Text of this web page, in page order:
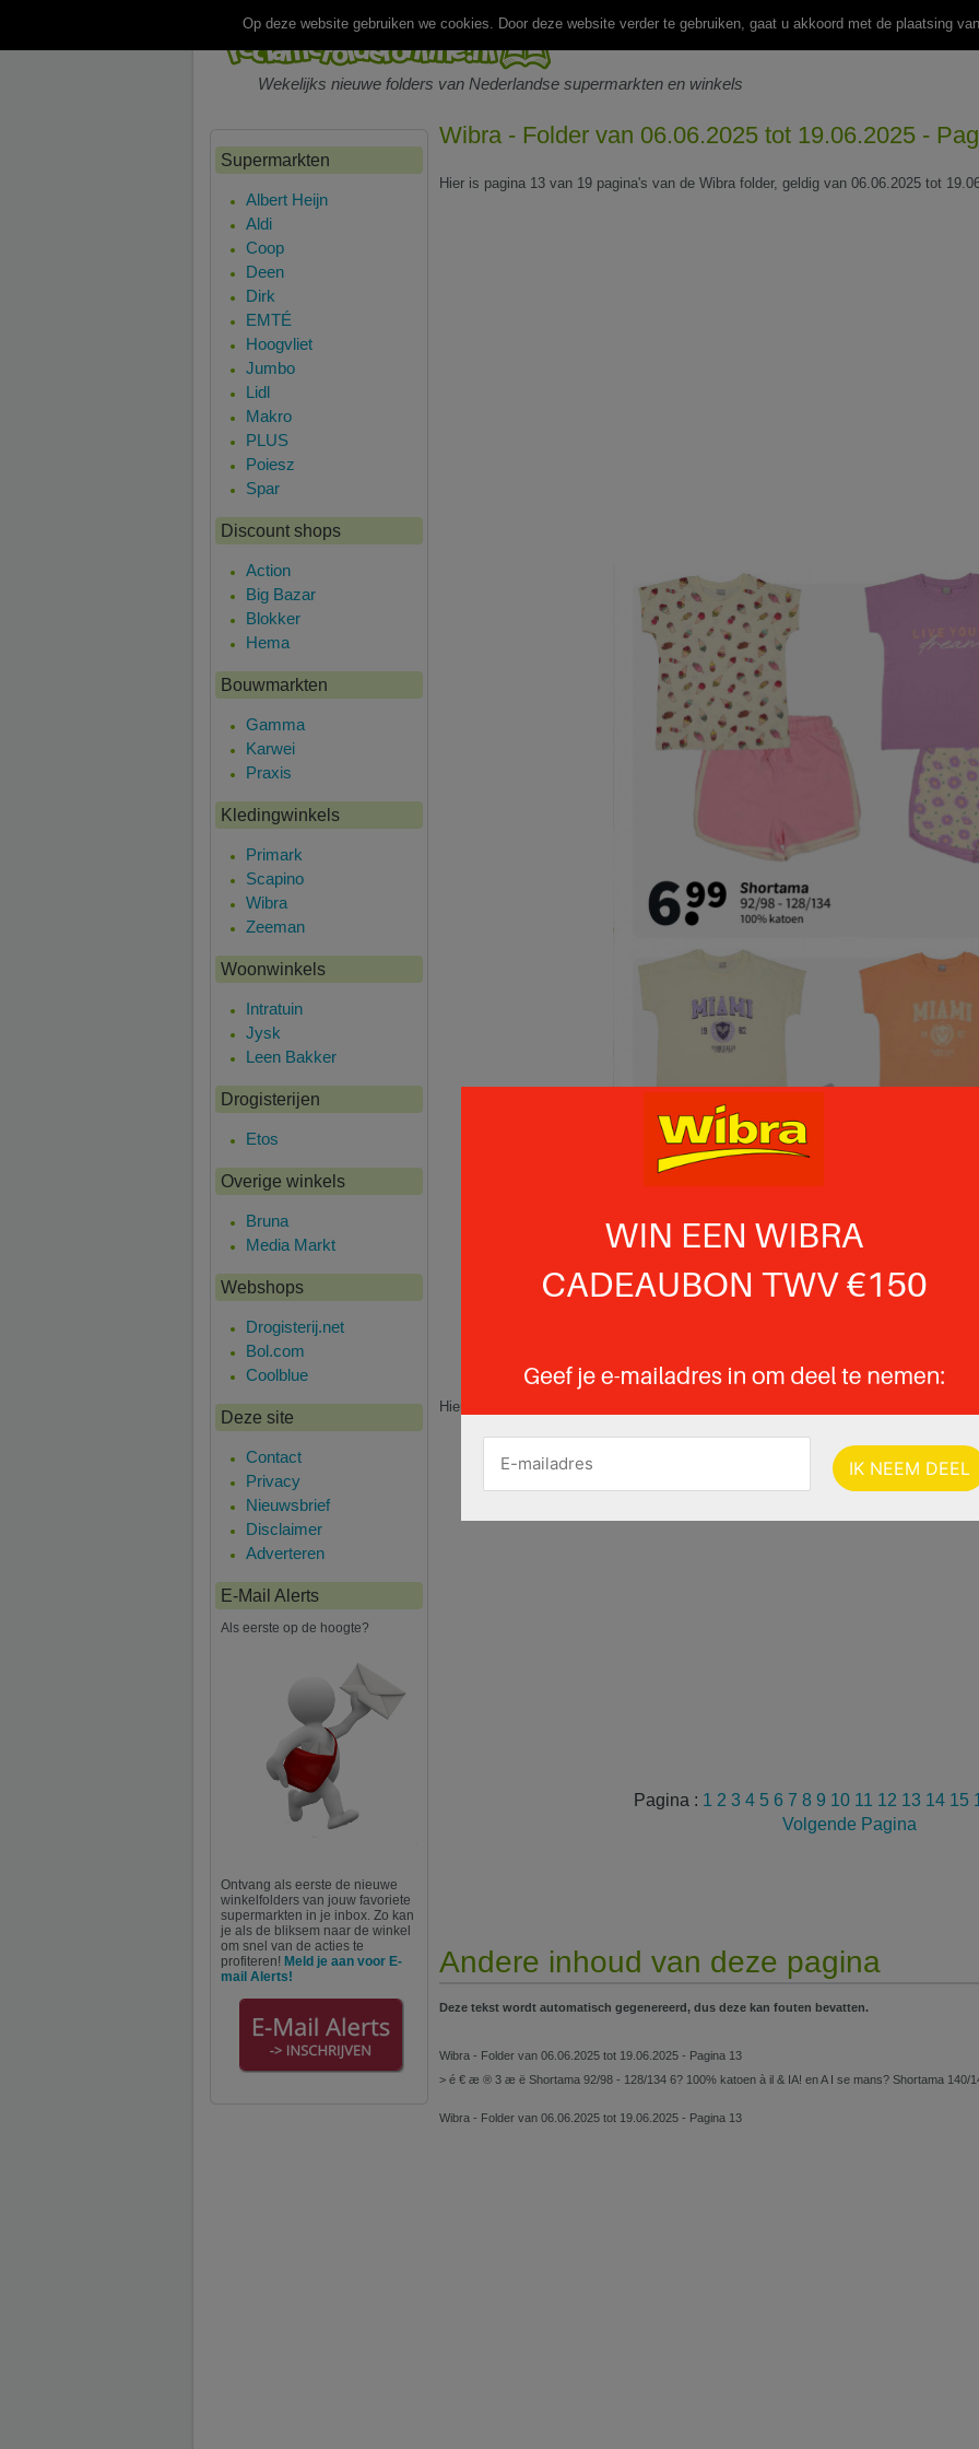
Wekelijks nieuwe folders van Nederlandse supermarkten en winkels
Wibra - Folder van 06.06.2025 tot 19.06.2025 -
Hier is pagina 13 van 19 pagina's van de Wibra folder, geldig van 06.06.2025 tot
Hier is pagina 13 van 19 pagina's van de Wibra folder, geldig van 06.06.2025 tot
Pagina : 1 2 3 4 5 6 7 8 9 10 11 12 13 14 15
Volgende Pagina
Andere inhoud van deze pagina
Deze tekst wordt automatisch gegenereerd, dus deze kan fouten bevatten.
Wibra - Folder van 06.06.2025 tot 19.06.2025 - Pagina 13
> é € æ ® 3 æ ë Shortama 92/98 - 128/134 6? 100% katoen à il & IA! en A I se mans? Shortama 140/
Wibra - Folder van 06.06.2025 tot 19.06.2025 - Pagina 13
Supermarkten
Albert Heijn
Aldi
Coop
Deen
Dirk
EMTÉ
Hoogvliet
Jumbo
Lidl
Makro
PLUS
Poiesz
Spar
Discount shops
Action
Big Bazar
Blokker
Hema
Bouwmarkten
Gamma
Karwei
Praxis
Kledingwinkels
Primark
Scapino
Wibra
Zeeman
Woonwinkels
Intratuin
Jysk
Leen Bakker
Drogisterijen
Etos
Overige winkels
Bruna
Media Markt
Webshops
Drogisterij.net
Bol.com
Coolblue
Deze site
Contact
Privacy
Nieuwsbrief
Disclaimer
Adverteren
E-Mail Alerts
Als eerste op de hoogte?
Ontvang als eerste de nieuwe
winkelfolders van jouw favoriete
supermarkten in je inbox. Zo kan
je als de bliksem naar de winkel
om snel van de acties te
profiteren! Meld je aan voor E-
mail Alerts!
Op deze website gebruiken we cookies. Door deze website verder te gebruiken, gaat u akkoord met de plaatsing